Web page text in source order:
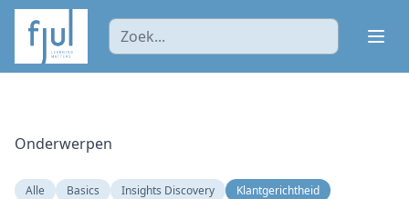
Onderwerpen
Alle Basics Insights Discovery
Klantgerichtheid